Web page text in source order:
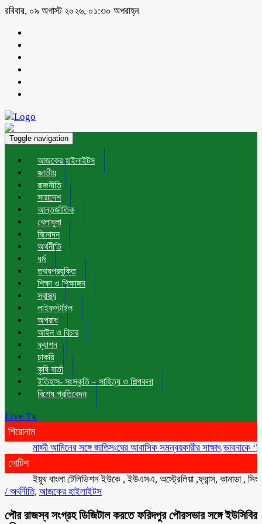
রবিবার, ০৯ অগাস্ট ২০২৬, ০১:৩০ অপরাহ্ন
Toggle navigation
আজকের হাইলাইটস
জাতীয়
রাজনীতি
সারাদেশ
আন্তর্জাতিক
খেলাধুলা
বিনোদন
অর্থনীতি
ধর্ম
তথ্যপ্রযুক্তি
শিক্ষা ও শিক্ষাঙ্গন
স্বাস্থ্য
লাইফস্টাইল
অপরাধ
আইন ও বিচার
ফ্যাশন
চাকরি
কৃষি বার্তা
ইতিহাস- সংস্কৃতি – সাহিত্য ও শিল্পকলা
বিশেষ প্রতিবেদন
Live Tv
শিরোনাম
মাহ্দী আমিনের সঙ্গে জাতিসংঘের আবাসিক সমন্বয়কারীর সাক্ষাৎ ভাবনাকে ‘বিরল
নোটিশ
ইয়ুথ বাংলা টেলিভিশন ইউকে , ইউএসএ, অস্ট্রেলিয়া ,ফ্রান্স, কানাডা , সিংগাপুর
/ অর্থনীতি, আজকের হাইলাইটস
পৌর রাজস্ব সংগ্রহ ডিজিটাল করতে ফরিদপুর পৌরসভার সঙ্গে ইউসিবির